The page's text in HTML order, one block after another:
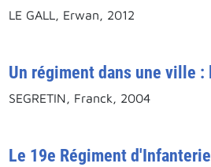
LE GALL, Erwan, 2012
Un régiment dans une ville :
SEGRETIN, Franck, 2004
Le 19e Régiment